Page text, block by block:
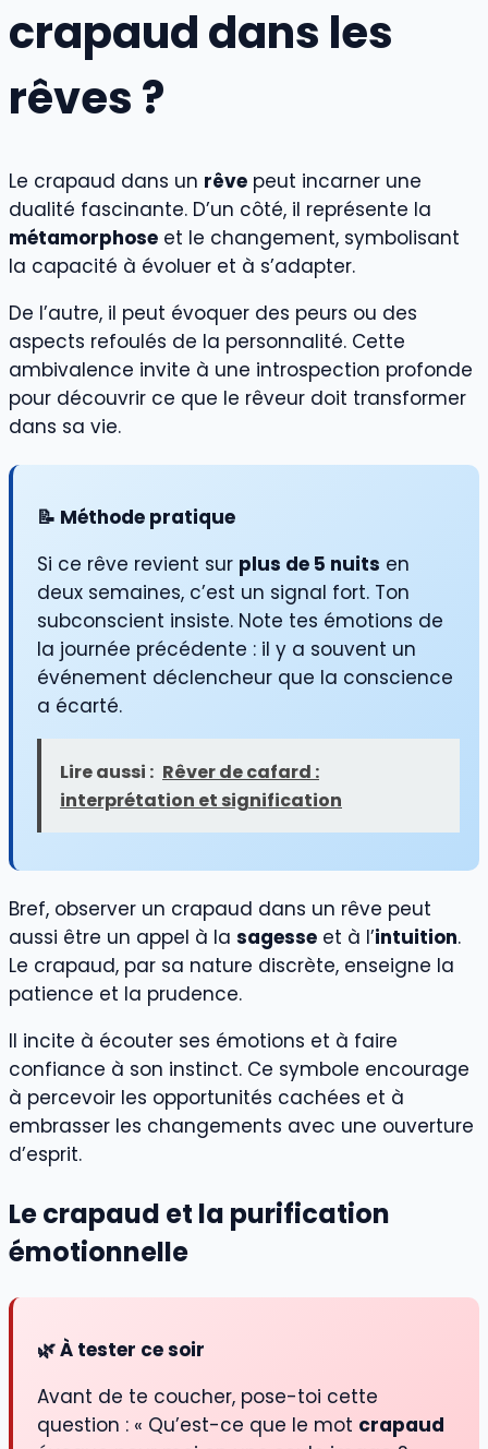
crapaud dans les
rêves ?
Le crapaud dans un rêve peut incarner une
dualité fascinante. D’un côté, il représente la
métamorphose et le changement, symbolisant
la capacité à évoluer et à s’adapter.
De l’autre, il peut évoquer des peurs ou des
aspects refoulés de la personnalité. Cette
ambivalence invite à une introspection profonde
pour découvrir ce que le rêveur doit transformer
dans sa vie.
📝 Méthode pratique
Si ce rêve revient sur plus de 5 nuits en
deux semaines, c’est un signal fort. Ton
subconscient insiste. Note tes émotions de
la journée précédente : il y a souvent un
événement déclencheur que la conscience
a écarté.
Lire aussi : Rêver de cafard :
interprétation et signification
Bref, observer un crapaud dans un rêve peut
aussi être un appel à la sagesse et à l’intuition.
Le crapaud, par sa nature discrète, enseigne la
patience et la prudence.
Il incite à écouter ses émotions et à faire
confiance à son instinct. Ce symbole encourage
à percevoir les opportunités cachées et à
embrasser les changements avec une ouverture
d’esprit.
Le crapaud et la purification
émotionnelle
🌿 À tester ce soir
Avant de te coucher, pose-toi cette
question : « Qu’est-ce que le mot crapaud